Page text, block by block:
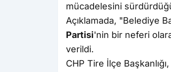
mücadelesini
Açıklamada, "Belediye
Partisi'nin bir neferi
verildi.
CHP Tire İlçe